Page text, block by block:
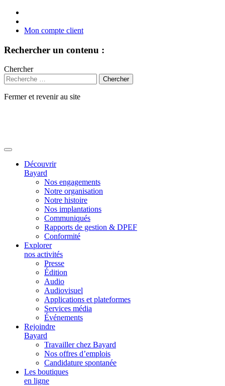
Mon compte client
Rechercher un contenu :
Chercher
Fermer et revenir au site
Découvrir
Bayard
Nos engagements
Notre organisation
Notre histoire
Nos implantations
Communiqués
Rapports de gestion & DPEF
Conformité
Explorer
nos activités
Presse
Édition
Audio
Audiovisuel
Applications et plateformes
Services média
Événements
Rejoindre
Bayard
Travailler chez Bayard
Nos offres d’emplois
Candidature spontanée
Les boutiques
en ligne